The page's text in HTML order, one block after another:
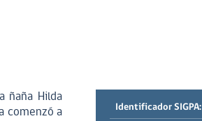
ñaña Hilda
comenzó a
Identificador SIGPA: